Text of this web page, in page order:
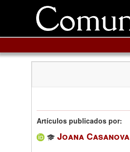
Artículos publicados por:
Joana Casanova